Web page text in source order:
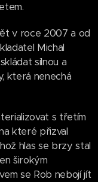
v roce 2007 a od
Michal
silnou a
která nenechá
s třetím
které přizval
hlas se brzy stal
širokým
se Rob nebojí jít